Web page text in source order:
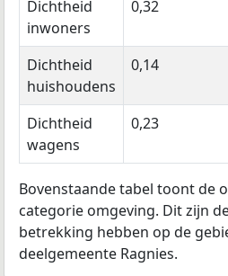
Dichtheid
inwoners
0,32
Dichtheid
huishoudens
0,14
Dichtheid
wagens
0,23
Bovenstaande tabel toont de
categorie omgeving. Dit zijn
betrekking hebben op de
deelgemeente Ragnies.